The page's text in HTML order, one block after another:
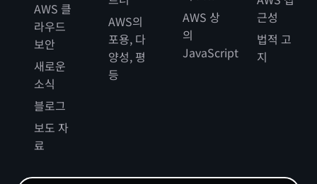
AWS 클
라우드
보안
새로운
소식
블로그
보도 자
료
AWS의
포용, 다
양성, 평
등
AWS 상
의
JavaScript
근성
법적 고
지